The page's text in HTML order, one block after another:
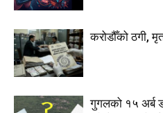
करोडौँको ठगी,
गुगलको १५ अर्ब